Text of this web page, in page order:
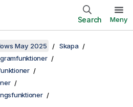
Search Meny
May 2025
Skapa